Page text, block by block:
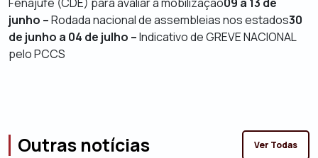
junho –Rodada nacional de assembleias nos estados30
de junho a 04 de julho –Indicativo de GREVE NACIONAL
pelo PCCS
Outras notícias Ver Todas